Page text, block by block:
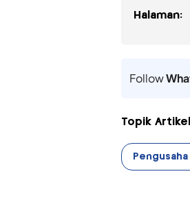
Halaman:
Follow
Topik